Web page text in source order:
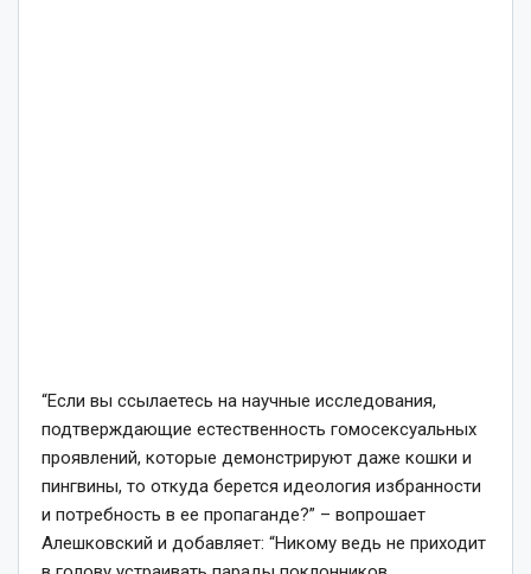
“Если вы ссылаетесь на научные исследования,
подтверждающие естественность гомосексуальных
проявлений, которые демонстрируют даже кошки и
пингвины, то откуда берется идеология избранности
и потребность в ее пропаганде?” – вопрошает
Алешковский и добавляет: “Никому ведь не приходит